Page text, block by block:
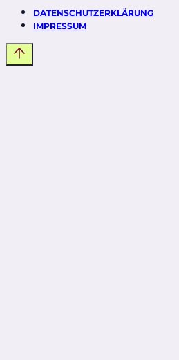
DATENSCHUTZERKLÄRUNG
IMPRESSUM